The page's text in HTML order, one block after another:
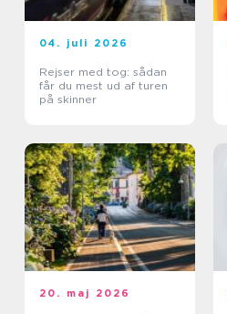
04. juli 2026
Rejser med tog: sådan
får du mest ud af turen
på skinner
20. maj 2026